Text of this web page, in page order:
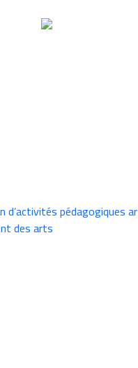
d’activités pédagogiques
des arts